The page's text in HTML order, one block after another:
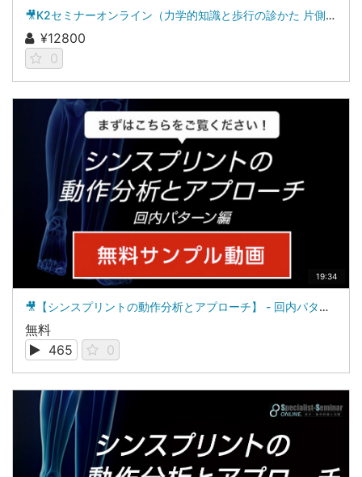
🎥K2セミナーオンライン（力学的知識と歩行の診かた 片側性腰痛への対応のヒント）
¥12800
0
19:34
🎥【シンスプリントの動作分析とアプローチ】 - 回内パターン編 - サンプル動画
無料
465
0